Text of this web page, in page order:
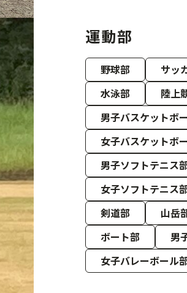
運動部
野球部 サッ
水泳部
陸上
男子バスケットボ
女子バスケットボ
男子ソフトテニス
女子ソフトテニス
剣道部
山岳
ボート部
男
女子バレーボール